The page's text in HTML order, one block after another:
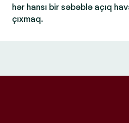
hər hansı bir səbəblə açıq
çıxmaq.